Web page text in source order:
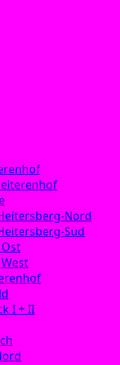
Nord
Süd
I + II